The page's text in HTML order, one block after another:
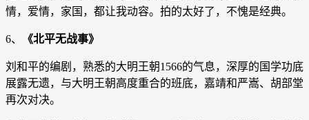
情，爱情，家国，都让我动容。拍的太好了，不愧是经典。
6、 《北平无战事》
刘和平的编剧，熟悉的大明王朝1566的气息，深厚的国学功底
展露无遗，与大明王朝高度重合的班底，嘉靖和严嵩、胡部堂
再次对决。